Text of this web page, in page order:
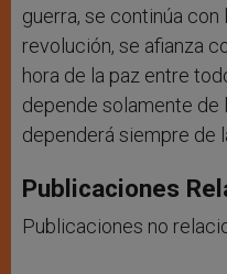
guerra, se continúa con
revolución, se afianza
hora de la paz entre
depende solamente de
dependerá siempre de
Publicaciones
Publicaciones no